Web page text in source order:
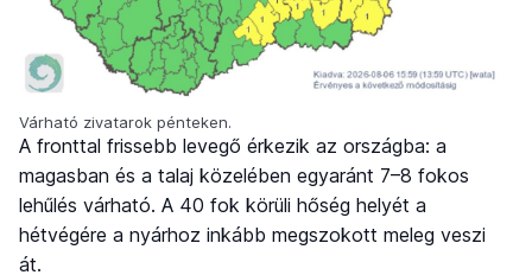
Várható zivatarok pénteken.
A fronttal frissebb levegő érkezik az országba: a
magasban és a talaj közelében egyaránt 7–8 fokos
lehűlés várható. A 40 fok körüli hőség helyét a
hétvégére a nyárhoz inkább megszokott meleg veszi
át.